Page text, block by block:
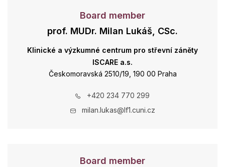
Board member
prof. MUDr. Milan Lukáš, CSc.
Klinické a výzkumné centrum pro střevní záněty
ISCARE a.s.
Českomoravská 2510/19, 190 00 Praha
+420 234 770 299
milan.lukas@lf1.cuni.cz
Board member